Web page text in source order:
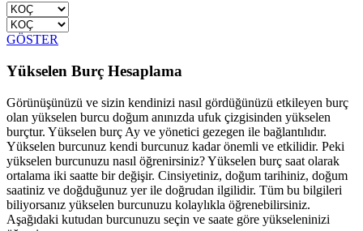
GÖSTER
Yükselen Burç Hesaplama
Görünüşünüzü ve sizin kendinizi nasıl gördüğünüzü etkileyen burç
olan yükselen burcu doğum anınızda ufuk çizgisinden yükselen
burçtur. Yükselen burç Ay ve yönetici gezegen ile bağlantılıdır.
Yükselen burcunuz kendi burcunuz kadar önemli ve etkilidir. Peki
yükselen burcunuzu nasıl öğrenirsiniz? Yükselen burç saat olarak
ortalama iki saatte bir değişir. Cinsiyetiniz, doğum tarihiniz, doğum
saatiniz ve doğduğunuz yer ile doğrudan ilgilidir. Tüm bu bilgileri
biliyorsanız yükselen burcunuzu kolaylıkla öğrenebilirsiniz.
Aşağıdaki kutudan burcunuzu seçin ve saate göre yükseleninizi